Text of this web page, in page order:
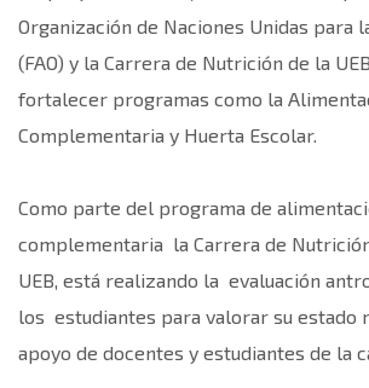
Carrera
de
Nutrición
y
Organización de Naciones Unidas para
(FAO) y la Carrera de Nutrición de la
fortalecer programas como la
Complementaria y Huerta Escolar.
Como parte del programa de
complementaria la Carrera de
UEB, está realizando la evaluación
los estudiantes para valorar su estado
apoyo de docentes y estudiantes de la